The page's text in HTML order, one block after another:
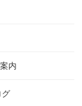
内
グ